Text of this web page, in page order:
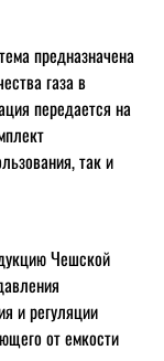
предназначена
газа в
передается на
так и
Чешской
и регуляции
от емкости